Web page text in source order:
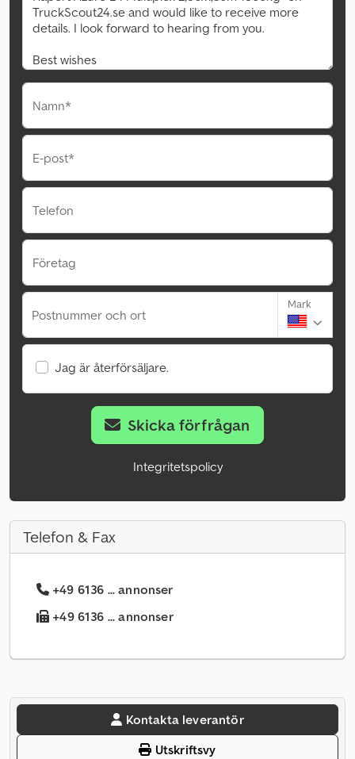
Namn*
E-post*
Telefon
Företag
Postnummer och ort
Mark
Jag är återförsäljare.
Skicka förfrågan
Integritetspolicy
Telefon & Fax
+49 6136 ... annonser
+49 6136 ... annonser
Kontakta leverantör
Utskriftsvy